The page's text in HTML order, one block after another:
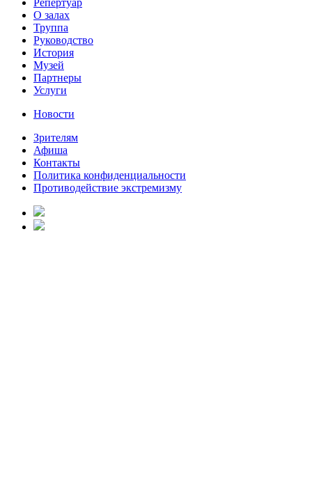
Репертуар
О залах
Труппа
Руководство
История
Музей
Партнеры
Услуги
Новости
Зрителям
Афиша
Контакты
Политика конфиденциальности
Противодействие экстремизму